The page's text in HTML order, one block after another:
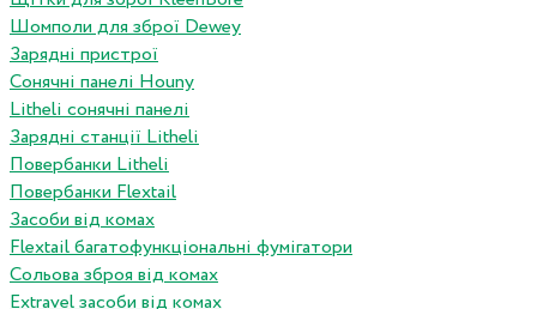
Шомполи для зброї Dewey
Зарядні пристрої
Сонячні панелі Houny
Litheli сонячні панелі
Зарядні станції Litheli
Повербанки Litheli
Повербанки Flextail
Засоби від комах
Flextail багатофункціональні фумігатори
Сольова зброя від комах
Extravel засоби від комах